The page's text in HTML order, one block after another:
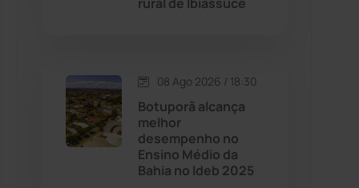
Caturama
Chapada Diamantina
08 Ago 2026 / 18:30
Botuporã alcança
melhor
desempenho no
Ensino Médio da
Bahia no Ideb 2025